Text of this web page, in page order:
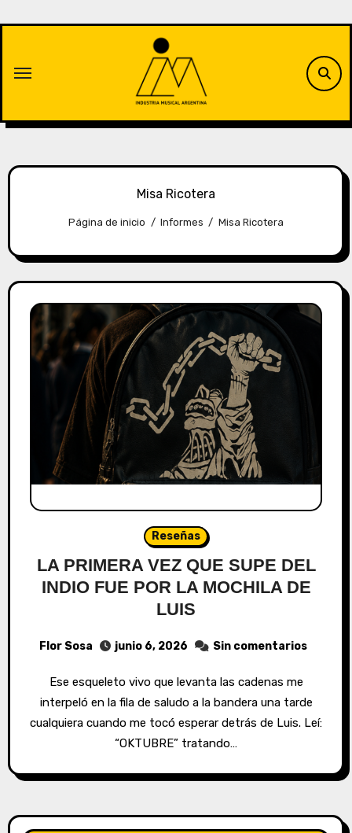
Misa Ricotera
Página de inicio Informes Misa Ricotera
Reseñas
LA PRIMERA VEZ QUE SUPE DEL
INDIO FUE POR LA MOCHILA DE
LUIS
Flor Sosa junio 6, 2026 Sin comentarios
Ese esqueleto vivo que levanta las cadenas me
interpeló en la fila de saludo a la bandera una tarde
cualquiera cuando me tocó esperar detrás de Luis. Leí:
“OKTUBRE” tratando…